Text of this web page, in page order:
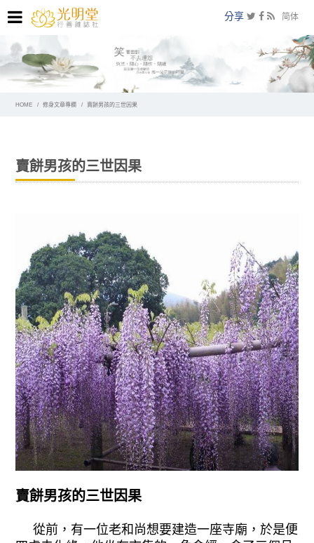
简体
分享
HOME 修身文章專欄 賣餅男孩的三世因果
賣餅男孩的三世因果
賣餅男孩的三世因果
從前，有一位老和尚想要建造一座寺廟，於是便